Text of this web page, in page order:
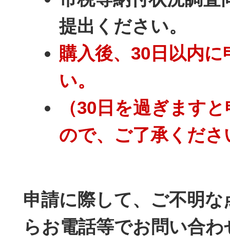
提出ください。
購入後、30日以内
い。
（30日を過ぎます
ので、ご了承くださ
申請に際して、ご不明
らお電話等でお問い合